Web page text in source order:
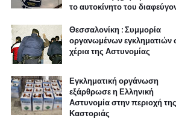
το αυτοκίνητο του
Θεσσαλονίκη : Συμμορία
οργανωμένων εγκληματιών
χέρια της Αστυνομίας
Εγκληματική οργάνωση
εξάρθρωσε η Ελληνική
Αστυνομία στην περιοχή της
Καστοριάς